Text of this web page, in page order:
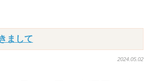
まして
2024.05.02